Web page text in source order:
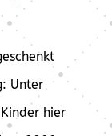
Unter
hier